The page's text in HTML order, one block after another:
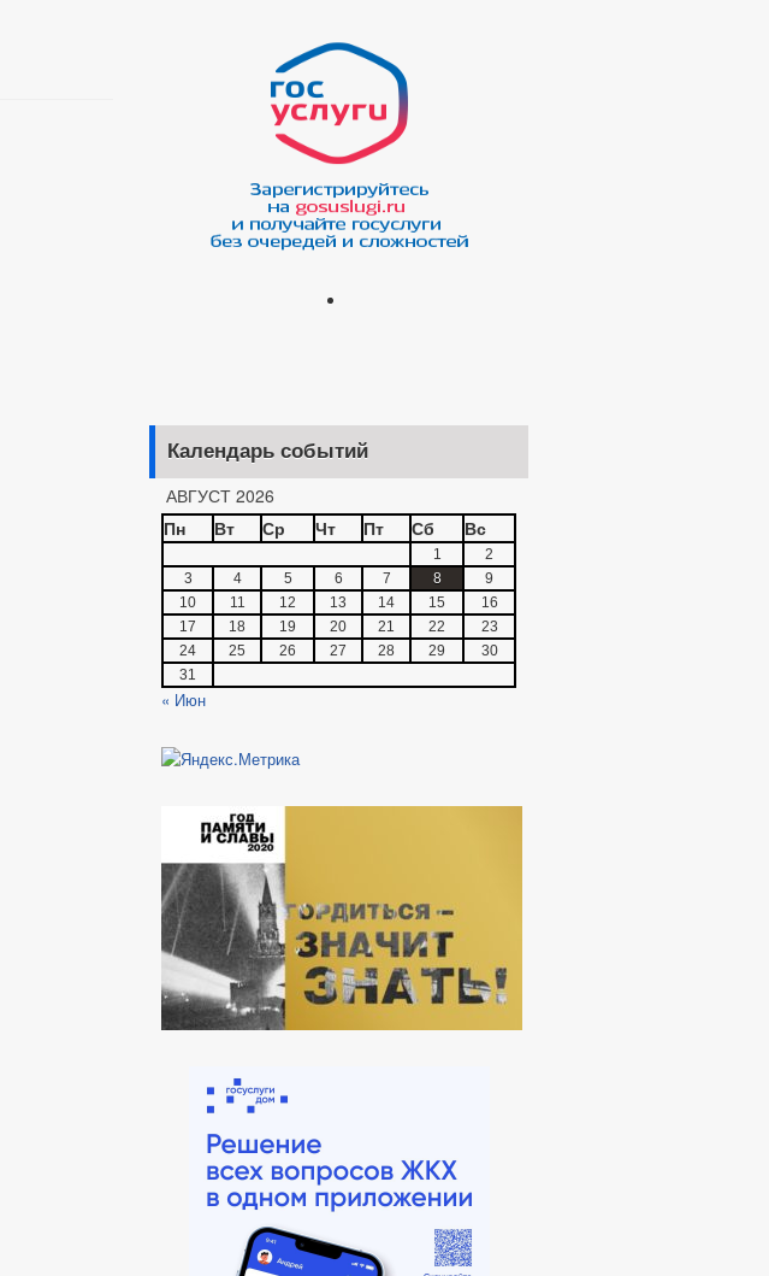
Календарь событий
АВГУСТ 2026
Пн
Вт Ср Чт Пт Сб Вс
1
2
3
4 5 6 7 8
9
10
11 12 13 14 15
16
17
18 19 20 21 22
23
24
25 26 27 28 29
30
31
« Июн